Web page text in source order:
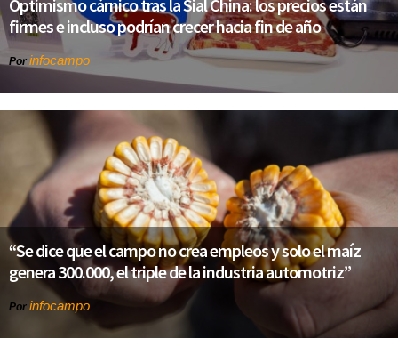
Optimismo cárnico tras la Sial China: los precios están
firmes e incluso podrían crecer hacia fin de año
Por infocampo
“Se dice que el campo no crea empleos y solo el maíz
genera 300.000, el triple de la industria automotriz”
Por infocampo